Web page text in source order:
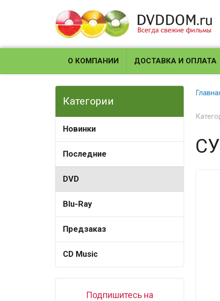
О КОМПАНИИ ДОСТАВКА И ОПЛАТА
Категории
Новинки
Последние
DVD
Blu-Ray
Предзаказ
CD Music
Подпишитесь на